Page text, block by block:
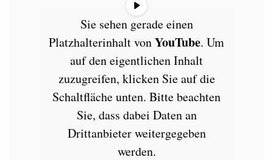
Sie sehen gerade einen
Platzhalterinhalt vonYouTube. Um
auf den eigentlichen Inhalt
zuzugreifen, klicken Sie auf die
Schaltfläche unten. Bitte beachten
Sie, dass dabei Daten an
Drittanbieter weitergegeben
werden.